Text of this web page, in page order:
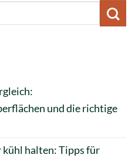
und die richtige
kühl halten: Tipps für